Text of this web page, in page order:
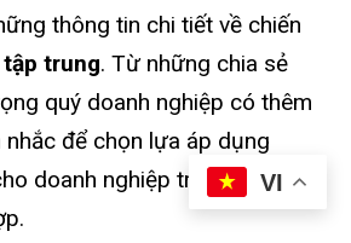
thông tin chi tiết về chiến
trung. Từ những chia sẻ
quý doanh nghiệp có thêm
để chọn lựa áp dụng
doanh nghiệp trong những
VI